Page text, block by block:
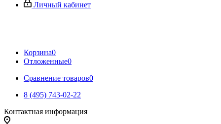
Личный кабинет
Корзина0
Отложенные0
Сравнение товаров0
8 (495) 743-02-22
Контактная информация